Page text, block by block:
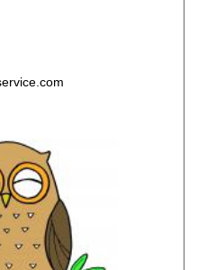
愛媛県
長崎県
大分県
鹿児島県